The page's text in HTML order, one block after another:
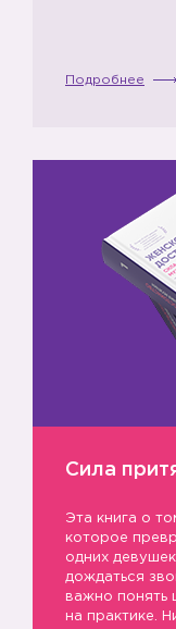
Подробнее
Сила
Эта книга о
которое
одних
дождаться
важно понять
на практике.